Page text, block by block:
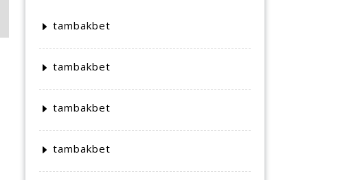
tambakbet
tambakbet
tambakbet
tambakbet